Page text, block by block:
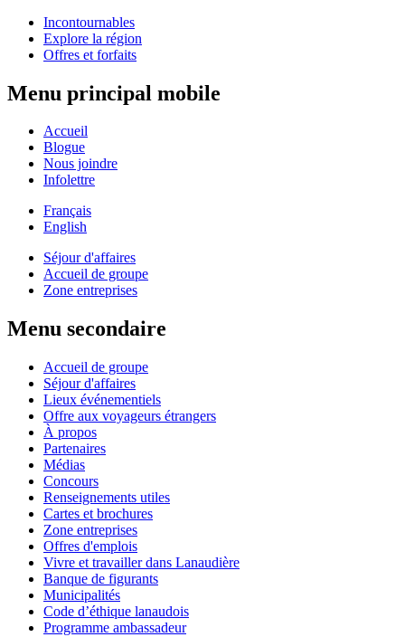
Incontournables
Explore la région
Offres et forfaits
Menu principal mobile
Accueil
Blogue
Nous joindre
Infolettre
Français
English
Séjour d'affaires
Accueil de groupe
Zone entreprises
Menu secondaire
Accueil de groupe
Séjour d'affaires
Lieux événementiels
Offre aux voyageurs étrangers
À propos
Partenaires
Médias
Concours
Renseignements utiles
Cartes et brochures
Zone entreprises
Offres d'emplois
Vivre et travailler dans Lanaudière
Banque de figurants
Municipalités
Code d’éthique lanaudois
Programme ambassadeur